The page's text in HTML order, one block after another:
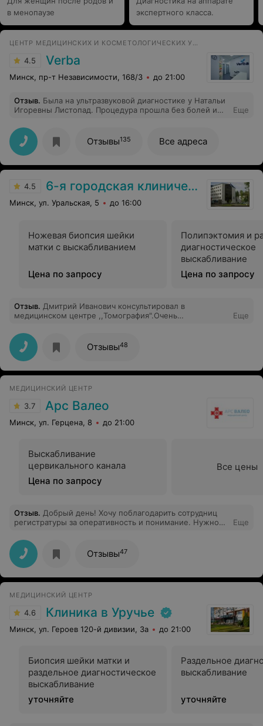
в менопаузе
экспертного класса.
ЦЕНТР МЕДИЦИНСКИХ И КОСМЕТОЛОГИЧЕСКИХ УСЛУГ
4.5 Verba
Минск, пр-т Независимости, 168/3 до 21:00
Отзыв. Была на ультразвуковой диагностике у Натальи
Игоревны Листопад. Процедура прошла без болей и
быстро.
Еще
Отзывы135 Все адреса
4.5 6-я городская клиническая больница
Минск, ул. Уральская, 5 до 16:00
Ножевая биопсия шейки
матки с выскабливанием
Цена по запросу
Полипэктомия и
диагностическое
выскабливание
Цена по запросу
Отзыв. Дмитрий Иванович консультировал в
медицинском центре ,,Томография".Очень
надежду девушке пианистке,что она начнет играть!Дал
точные рекомендации на дальнейшие действия в
лечении и реабилитации!Огромное спасибо от всей
души!!!!!
Еще
Отзывы48
МЕДИЦИНСКИЙ ЦЕНТР
3.7 Арс Валео
Минск, ул. Герцена, 8 до 21:00
Выскабливание
цервикального канала
Цена по запросу
Все цены
Отзыв. Добрый день! Хочу поблагодарить сотрудниц
регистратуры за оперативность и понимание. Нужно
Но позвонив в Арс Валео милые девочки записали
дополнительным пациентом к доктору! Моей радости
не было предела. Отличный центр,квалифицированный
врач, приемлемая цена!!! Спасибо!!!! Всего вам
хорошего!
Еще
Отзывы47
МЕДИЦИНСКИЙ ЦЕНТР
4.6 Клиника в Уручье
Минск, ул. Героев 120-й дивизии, 3а до 21:00
Биопсия шейки матки и
раздельное диагностическое
выскабливание
уточняйте
Раздельное
выскабливание
уточняйте